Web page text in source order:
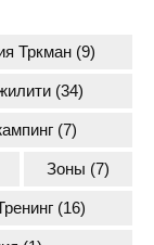
Тркман (9)
(34)
(7)
Зоны (7)
(16)